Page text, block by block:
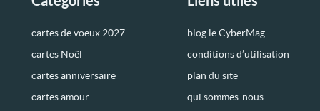
cartes de voeux 2027
cartes Noël
cartes anniversaire
cartes amour
blog le CyberMag
conditions d’utilisation
plan du site
qui sommes-nous